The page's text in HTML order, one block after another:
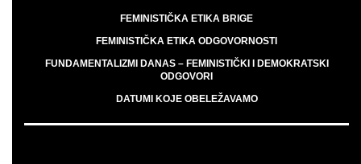
FEMINISTIČKA ETIKA BRIGE
FEMINISTIČKA ETIKA ODGOVORNOSTI
FUNDAMENTALIZMI DANAS – FEMINISTIČKI I DEMOKRATSKI
ODGOVORI
DATUMI KOJE OBELEŽAVAMO